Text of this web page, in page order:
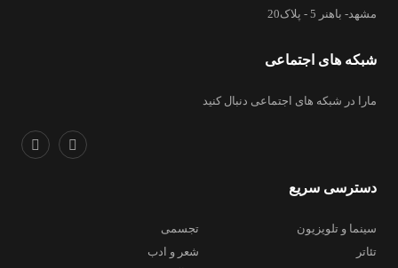
مشهد- باهنر 5 - پلاک20
شبکه های اجتماعی
مارا در شبکه های اجتماعی دنبال کنید
دسترسی سریع
سینما و تلویزیون
تجسمی
تئاتر
شعر و ادب